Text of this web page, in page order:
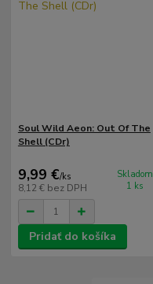
Soul Wild Aeon: Out Of The
Shell (CDr)
9,99 €/ks
8,12 € bez DPH
Skladom
1 ks
Pridať do košíka